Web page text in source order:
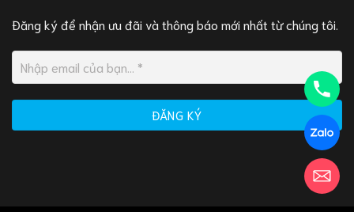
Đăng ký để nhận ưu đãi và thông báo mới nhất từ chúng tôi.